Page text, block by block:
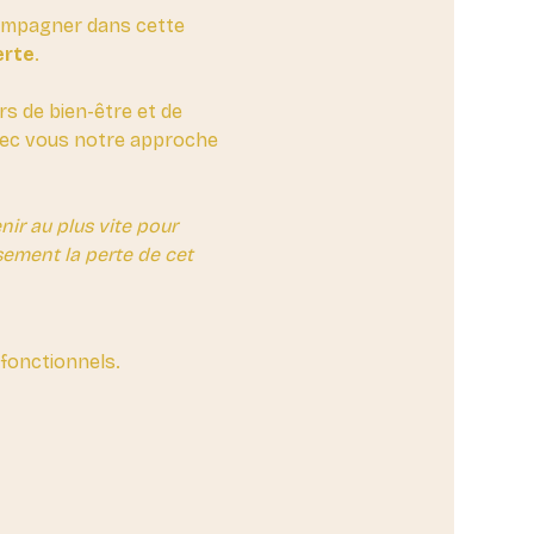
dans cette
.
de bien-être et de
vous notre approche
au plus vite pour
la perte de cet